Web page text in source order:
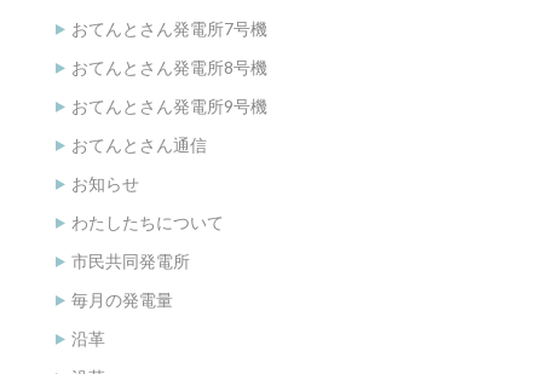
おてんとさん発電所7号機
おてんとさん発電所8号機
おてんとさん発電所9号機
おてんとさん通信
お知らせ
わたしたちについて
市民共同発電所
毎月の発電量
沿革